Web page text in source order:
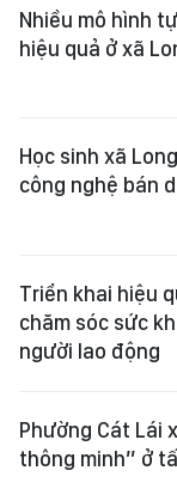
Nhiều mô hình
hiệu quả ở xã
Học sinh xã
công nghệ bán
Triển khai hiệu
chăm sóc sức
người lao động
Phường Cát Lái
thông minh” ở